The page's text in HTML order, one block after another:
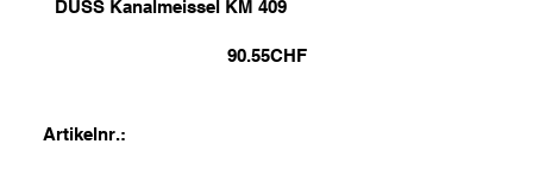
DUSS Kanalmeissel KM 409
90.55CHF
Artikelnr.: